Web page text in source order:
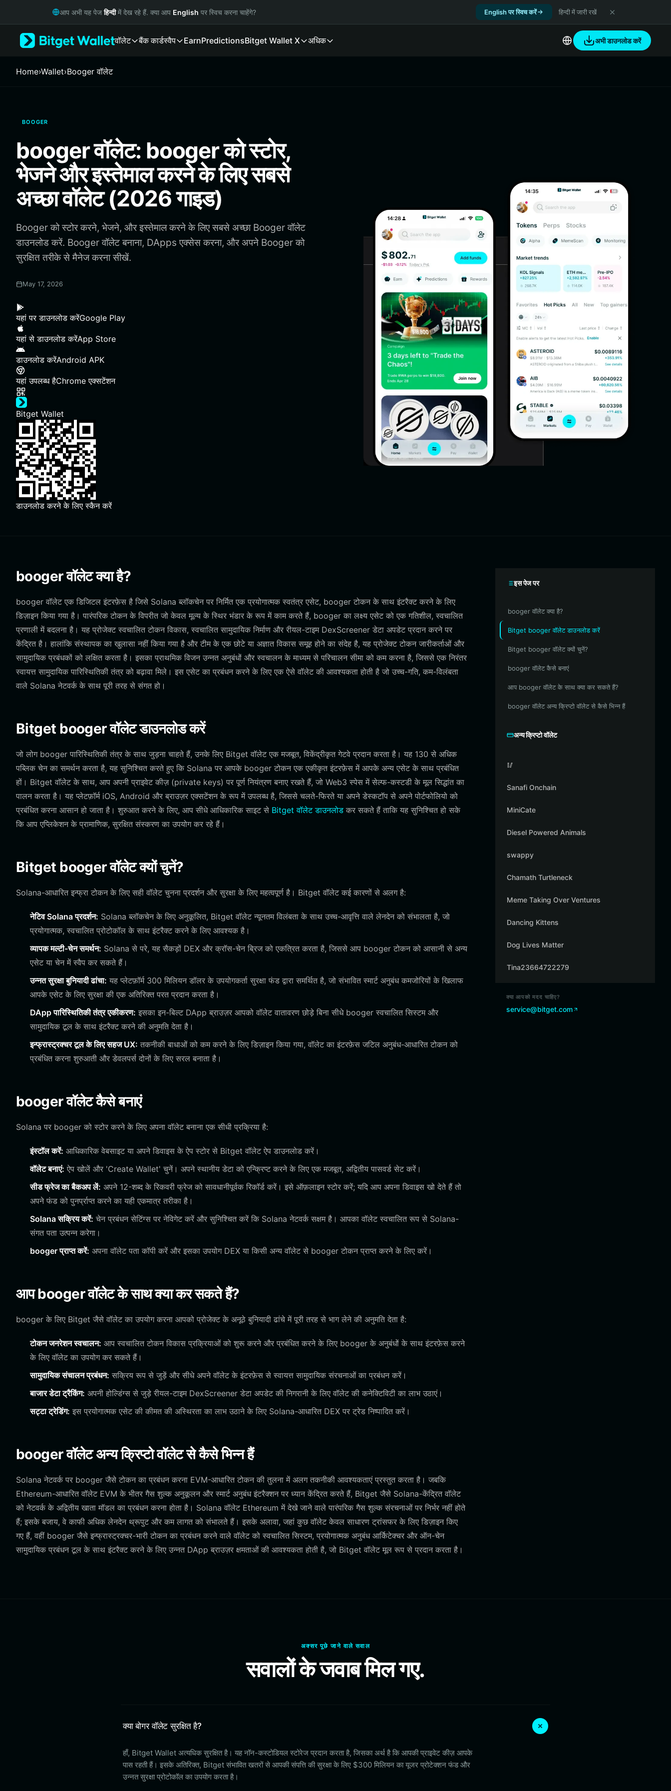
Русский
Italiano
繁體中文
Bahasa Indonesia
ภาษาไทย
Español
Português (Brasil)
Español (Argentina)
आप अभी यह पेजहिन्दीमें देख रहे हैं. क्या आप English पर स्विच करना चाहेंगे? English पर स्विच करें हिन्दी में जारी रखें
वॉलेट बैंक कार्डस्वैप EarnPredictionsBitget Wallet X अधिक अभी डाउनलोड करें
Home›Wallet›Booger वॉलेट
BOOGER
booger वॉलेट: booger को स्टोर,
भेजने और इस्तेमाल करने के लिए सबसे
अच्छा वॉलेट (2026 गाइड)
Booger को स्टोर करने, भेजने, और इस्तेमाल करने के लिए सबसे अच्छा Booger वॉलेट
डाउनलोड करें. Booger वॉलेट बनाना, DApps एक्सेस करना, और अपने Booger को
सुरक्षित तरीके से मैनेज करना सीखें.
May 17, 2026
यहां पर डाउनलोड करेंGoogle Play
यहां से डाउनलोड करेंApp Store
डाउनलोड करेंAndroid APK
यहां उपलब्ध हैChrome एक्सटेंशन
Bitget Wallet
डाउनलोड करने के लिए स्कैन करें
booger वॉलेट क्या है?
booger वॉलेट एक डिजिटल इंटरफ़ेस है जिसे Solana ब्लॉकचेन पर निर्मित एक प्रयोगात्मक स्वतंत्र एसेट, booger टोकन के साथ इंटरैक्ट करने के लिए
डिज़ाइन किया गया है। पारंपरिक टोकन के विपरीत जो केवल मूल्य के स्थिर भंडार के रूप में काम करते हैं, booger का लक्ष्य एसेट को एक गतिशील, स्वचालित
प्रणाली में बदलना है। यह प्रोजेक्ट स्वचालित टोकन विकास, स्वचालित सामुदायिक निर्माण और रीयल-टाइम DexScreener डेटा अपडेट प्रदान करने पर
केंद्रित है। हालांकि संस्थापक का खुलासा नहीं किया गया है और टीम के एक छोटे या अज्ञात विकास समूह होने का संदेह है, यह प्रोजेक्ट टोकन जारीकर्ताओं और
सामुदायिक प्रबंधकों को लक्षित करता है। इसका प्राथमिक विजन उन्नत अनुबंधों और स्वचालन के माध्यम से परिचालन सीमा को कम करना है, जिससे एक निरंतर
स्वायत्त सामुदायिक पारिस्थितिकी तंत्र को बढ़ावा मिले। इस एसेट का प्रबंधन करने के लिए एक ऐसे वॉलेट की आवश्यकता होती है जो उच्च-गति, कम-विलंबता
वाले Solana नेटवर्क के साथ पूरी तरह से संगत हो।
Bitget booger वॉलेट डाउनलोड करें
जो लोग booger पारिस्थितिकी तंत्र के साथ जुड़ना चाहते हैं, उनके लिए Bitget वॉलेट एक मजबूत, विकेंद्रीकृत गेटवे प्रदान करता है। यह 130 से अधिक
पब्लिक चेन का समर्थन करता है, यह सुनिश्चित करते हुए कि Solana पर आपके booger टोकन एक एकीकृत इंटरफ़ेस में आपके अन्य एसेट के साथ प्रबंधित
हों। Bitget वॉलेट के साथ, आप अपनी प्राइवेट कीज़ (private keys) पर पूर्ण नियंत्रण बनाए रखते हैं, जो Web3 स्पेस में सेल्फ-कस्टडी के मूल सिद्धांत का
पालन करता है। यह प्लेटफ़ॉर्म iOS, Android और ब्राउज़र एक्सटेंशन के रूप में उपलब्ध है, जिससे चलते-फिरते या अपने डेस्कटॉप से अपने पोर्टफोलियो को
प्रबंधित करना आसान हो जाता है। शुरुआत करने के लिए, आप सीधे आधिकारिक साइट से Bitget वॉलेट डाउनलोड कर सकते हैं ताकि यह सुनिश्चित हो सके
कि आप एप्लिकेशन के प्रामाणिक, सुरक्षित संस्करण का उपयोग कर रहे हैं।
Bitget booger वॉलेट क्यों चुनें?
Solana-आधारित इन्फ्रा टोकन के लिए सही वॉलेट चुनना प्रदर्शन और सुरक्षा के लिए महत्वपूर्ण है। Bitget वॉलेट कई कारणों से अलग है:
नेटिव Solana प्रदर्शन: Solana ब्लॉकचेन के लिए अनुकूलित, Bitget वॉलेट न्यूनतम विलंबता के साथ उच्च-आवृत्ति वाले लेनदेन को संभालता है, जो
प्रयोगात्मक, स्वचालित प्रोटोकॉल के साथ इंटरैक्ट करने के लिए आवश्यक है।
व्यापक मल्टी-चेन समर्थन: Solana से परे, यह सैकड़ों DEX और क्रॉस-चेन ब्रिज को एकत्रित करता है, जिससे आप booger टोकन को आसानी से अन्य
एसेट या चेन में स्वैप कर सकते हैं।
उन्नत सुरक्षा बुनियादी ढांचा: यह प्लेटफ़ॉर्म 300 मिलियन डॉलर के उपयोगकर्ता सुरक्षा फंड द्वारा समर्थित है, जो संभावित स्मार्ट अनुबंध कमजोरियों के खिलाफ
आपके एसेट के लिए सुरक्षा की एक अतिरिक्त परत प्रदान करता है।
DApp पारिस्थितिकी तंत्र एकीकरण: इसका इन-बिल्ट DApp ब्राउज़र आपको वॉलेट वातावरण छोड़े बिना सीधे booger स्वचालित सिस्टम और
सामुदायिक टूल के साथ इंटरैक्ट करने की अनुमति देता है।
इन्फ्रास्ट्रक्चर टूल के लिए सहज UX: तकनीकी बाधाओं को कम करने के लिए डिज़ाइन किया गया, वॉलेट का इंटरफ़ेस जटिल अनुबंध-आधारित टोकन को
प्रबंधित करना शुरुआती और डेवलपर्स दोनों के लिए सरल बनाता है।
booger वॉलेट कैसे बनाएं
Solana पर booger को स्टोर करने के लिए अपना वॉलेट बनाना एक सीधी प्रक्रिया है:
इंस्टॉल करें: आधिकारिक वेबसाइट या अपने डिवाइस के ऐप स्टोर से Bitget वॉलेट ऐप डाउनलोड करें।
वॉलेट बनाएं: ऐप खोलें और 'Create Wallet' चुनें। अपने स्थानीय डेटा को एन्क्रिप्ट करने के लिए एक मजबूत, अद्वितीय पासवर्ड सेट करें।
सीड फ्रेज का बैकअप लें: अपने 12-शब्द के रिकवरी फ्रेज को सावधानीपूर्वक रिकॉर्ड करें। इसे ऑफ़लाइन स्टोर करें; यदि आप अपना डिवाइस खो देते हैं तो
अपने फंड को पुनर्प्राप्त करने का यही एकमात्र तरीका है।
Solana सक्रिय करें: चेन प्रबंधन सेटिंग्स पर नेविगेट करें और सुनिश्चित करें कि Solana नेटवर्क सक्षम है। आपका वॉलेट स्वचालित रूप से Solana-
संगत पता उत्पन्न करेगा।
booger प्राप्त करें: अपना वॉलेट पता कॉपी करें और इसका उपयोग DEX या किसी अन्य वॉलेट से booger टोकन प्राप्त करने के लिए करें।
आप booger वॉलेट के साथ क्या कर सकते हैं?
booger के लिए Bitget जैसे वॉलेट का उपयोग करना आपको प्रोजेक्ट के अनूठे बुनियादी ढांचे में पूरी तरह से भाग लेने की अनुमति देता है:
टोकन जनरेशन स्वचालन: आप स्वचालित टोकन विकास प्रक्रियाओं को शुरू करने और प्रबंधित करने के लिए booger के अनुबंधों के साथ इंटरफ़ेस करने
के लिए वॉलेट का उपयोग कर सकते हैं।
सामुदायिक संचालन प्रबंधन: सक्रिय रूप से जुड़ें और सीधे अपने वॉलेट के इंटरफ़ेस से स्वायत्त सामुदायिक संरचनाओं का प्रबंधन करें।
बाजार डेटा ट्रैकिंग: अपनी होल्डिंग्स से जुड़े रीयल-टाइम DexScreener डेटा अपडेट की निगरानी के लिए वॉलेट की कनेक्टिविटी का लाभ उठाएं।
सट्टा ट्रेडिंग: इस प्रयोगात्मक एसेट की कीमत की अस्थिरता का लाभ उठाने के लिए Solana-आधारित DEX पर ट्रेड निष्पादित करें।
booger वॉलेट अन्य क्रिप्टो वॉलेट से कैसे भिन्न हैं
Solana नेटवर्क पर booger जैसे टोकन का प्रबंधन करना EVM-आधारित टोकन की तुलना में अलग तकनीकी आवश्यकताएं प्रस्तुत करता है। जबकि
Ethereum-आधारित वॉलेट EVM के भीतर गैस शुल्क अनुकूलन और स्मार्ट अनुबंध इंटरैक्शन पर ध्यान केंद्रित करते हैं, Bitget जैसे Solana-केंद्रित वॉलेट
को नेटवर्क के अद्वितीय खाता मॉडल का प्रबंधन करना होता है। Solana वॉलेट Ethereum में देखे जाने वाले पारंपरिक गैस शुल्क संरचनाओं पर निर्भर नहीं होते
हैं; इसके बजाय, वे काफी अधिक लेनदेन थ्रूपुट और कम लागत को संभालते हैं। इसके अलावा, जहां कुछ वॉलेट केवल साधारण ट्रांसफर के लिए डिज़ाइन किए
गए हैं, वहीं booger जैसे इन्फ्रास्ट्रक्चर-भारी टोकन का प्रबंधन करने वाले वॉलेट को स्वचालित सिस्टम, प्रयोगात्मक अनुबंध आर्किटेक्चर और ऑन-चेन
सामुदायिक प्रबंधन टूल के साथ इंटरैक्ट करने के लिए उन्नत DApp ब्राउज़र क्षमताओं की आवश्यकता होती है, जो Bitget वॉलेट मूल रूप से प्रदान करता है।
इस पेज पर
booger वॉलेट क्या है?
Bitget booger वॉलेट डाउनलोड करें
Bitget booger वॉलेट क्यों चुनें?
booger वॉलेट कैसे बनाएं
आप booger वॉलेट के साथ क्या कर सकते हैं?
booger वॉलेट अन्य क्रिप्टो वॉलेट से कैसे भिन्न हैं
अन्य क्रिप्टो वॉलेट
🥢
Sanafi Onchain
MiniCate
Diesel Powered Animals
swappy
Chamath Turtleneck
Meme Taking Over Ventures
Dancing Kittens
Dog Lives Matter
Tina23664722279
क्या आपको मदद चाहिए?
service@bitget.com
अक्सर पूछे जाने वाले सवाल
सवालों के जवाब मिल गए.
क्या बोगर वॉलेट सुरक्षित है?
हाँ, Bitget Wallet अत्यधिक सुरक्षित है। यह नॉन-कस्टोडियल स्टोरेज प्रदान करता है, जिसका अर्थ है कि आपकी प्राइवेट कीज़ आपके
पास रहती हैं। इसके अतिरिक्त, Bitget संभावित खतरों से आपकी संपत्ति की सुरक्षा के लिए $300 मिलियन का यूजर प्रोटेक्शन फंड और
उन्नत सुरक्षा प्रोटोकॉल का उपयोग करता है।